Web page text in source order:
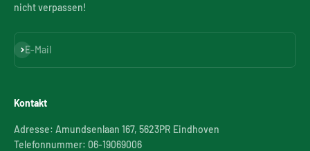
nicht verpassen!
E-Mail
Abonnieren
Kontakt
Adresse: Amundsenlaan 167, 5623PR Eindhoven
Telefonnummer: 06-19069006